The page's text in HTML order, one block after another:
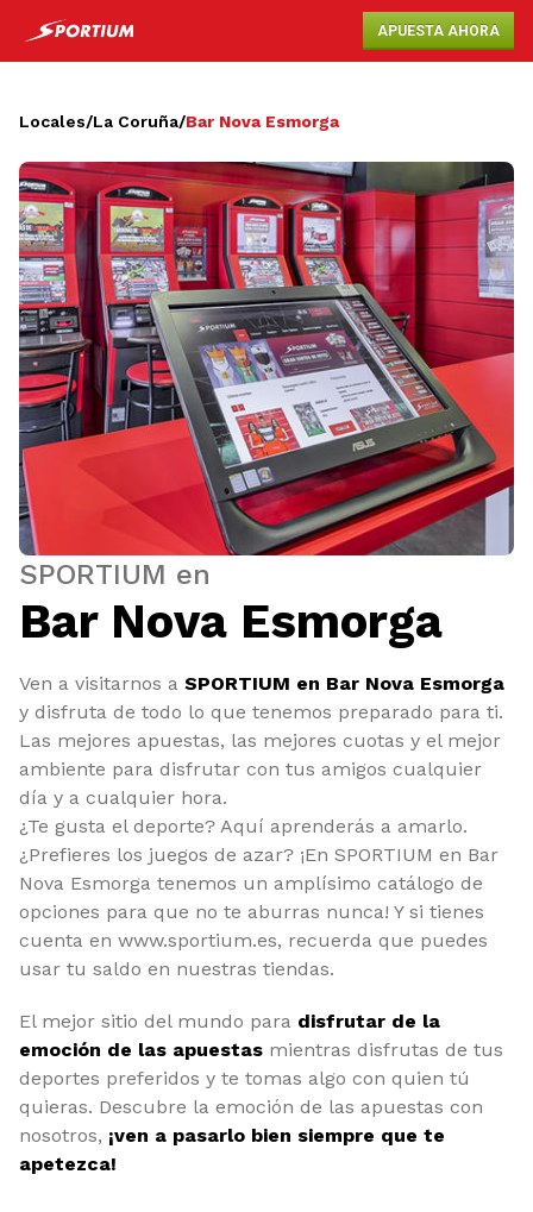
APUESTA AHORA
Locales/La Coruña/Bar Nova Esmorga
SPORTIUM en
Bar Nova Esmorga
Ven a visitarnos a SPORTIUM en Bar Nova Esmorga
y disfruta de todo lo que tenemos preparado para ti.
Las mejores apuestas, las mejores cuotas y el mejor
ambiente para disfrutar con tus amigos cualquier
día y a cualquier hora.
¿Te gusta el deporte? Aquí aprenderás a amarlo.
¿Prefieres los juegos de azar? ¡En SPORTIUM en Bar
Nova Esmorga tenemos un amplísimo catálogo de
opciones para que no te aburras nunca! Y si tienes
cuenta en www.sportium.es, recuerda que puedes
usar tu saldo en nuestras tiendas.
El mejor sitio del mundo para disfrutar de la
emoción de las apuestas mientras disfrutas de tus
deportes preferidos y te tomas algo con quien tú
quieras. Descubre la emoción de las apuestas con
nosotros, ¡ven a pasarlo bien siempre que te
apetezca!